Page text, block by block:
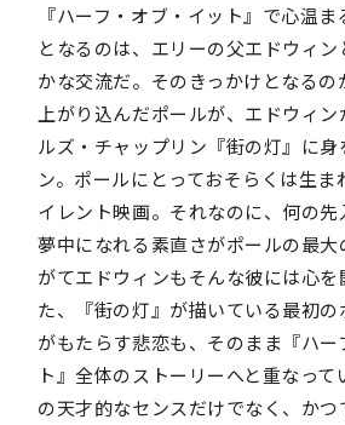
『ハーフ・オブ・イット』で心温
となるのは、エリーの父エドウィ
かな交流だ。そのきっかけとなるの
上がり込んだポールが、エドウィ
ルズ・チャップリン『街の灯』に身
ン。ポールにとっておそらくは生ま
イレント映画。それなのに、何の先
夢中になれる素直さがポールの最大
がてエドウィンもそんな彼には心を
た、『街の灯』が描いている最初の
がもたらす悲恋も、そのまま『ハー
ト』全体のストーリーへと重なって
の天才的なセンスだけでなく、かつ